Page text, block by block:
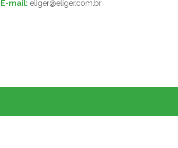
E-mail: eliger@eliger.com.br